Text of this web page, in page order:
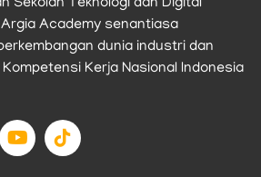
Academy senantiasa
dunia industri dan
Kerja Nasional Indonesia
Y
o
u
T
i
k